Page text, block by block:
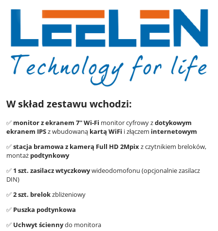
W skład zestawu wchodzi:
✅ monitor z ekranem 7'' Wi-Fi monitor cyfrowy zdotykowym
ekranem IPSz wbudowaną kartą WiFi i złączem internetowym
✅stacja bramowa z kamerą Full HD 2Mpixz czytnikiem breloków,
montaż podtynkowy
✅ 1 szt. zasilacz wtyczkowywideodomofonu (opcjonalnie zasilacz
DIN)
✅2 szt. brelokzbliżeniowy
✅ Puszka podtynkowa
✅ Uchwyt ściennydo monitora